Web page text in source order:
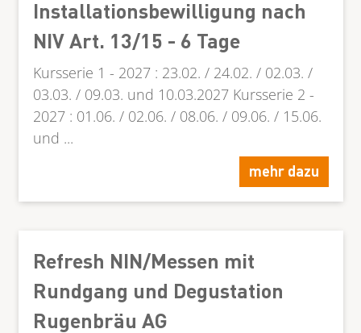
Installationsbewilligung nach
NIV Art. 13/15 - 6 Tage
Kursserie 1 - 2027 : 23.02. / 24.02. / 02.03. /
03.03. / 09.03. und 10.03.2027 Kursserie 2 -
2027 : 01.06. / 02.06. / 08.06. / 09.06. / 15.06.
und ...
mehr dazu
Refresh NIN/Messen mit
Rundgang und Degustation
Rugenbräu AG